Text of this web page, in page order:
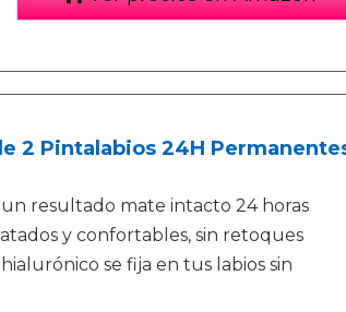
2 Pintalabios 24H
resultado mate intacto 24 horas
y confortables, sin retoques
se fija en tus labios sin